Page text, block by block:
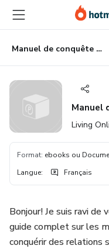
vers
contenu
principal
vers
bas
de
Manuel de conquête persuasive
Manuel
Living
Format: ebooks ou
Langue: Français
Bonjour! Je suis ravi de
guide complet sur les
conquérir des relations